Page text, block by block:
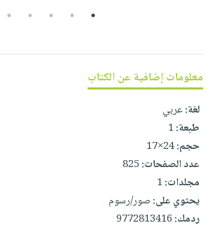
انشر
كتابك
تواصل
معنا
1
2
3
4
5
معلومات إضافية عن الكتاب
لغة:عربي
طبعة:1
حجم:24×17
عدد الصفحات:825
مجلدات:1
يحتوي على:صور/رسوم
ردمك:9772813416